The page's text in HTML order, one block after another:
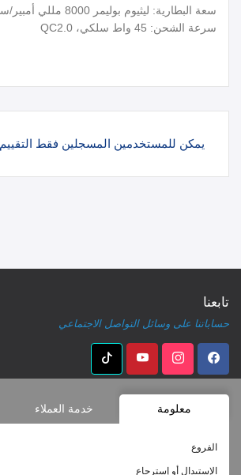
سعة البطارية: ليثيوم بوليمر 8000 مللي أمبير/ساعة
سرعة الشحن: 45 واط سلكي، QC2.0
يمكن للمستخدمين المسجلين فقط التقييم
تابعنا
حساباتنا على وسائل التواصل الاجتماعي
معلومة خدمة العملاء
الفروع
الإستبدال أو إسترجاع